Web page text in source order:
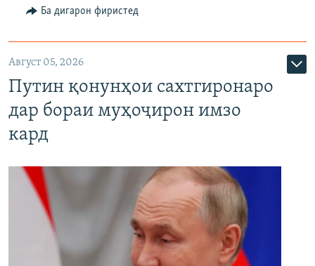
Ба дигарон фиристед
Август 05, 2026
Путин қонунҳои сахтгиронаро
дар бораи муҳоҷирон имзо
кард